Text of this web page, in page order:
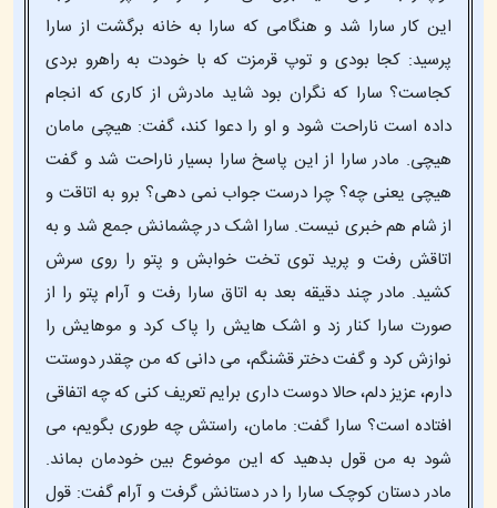
این کار سارا شد و هنگامی که سارا به خانه برگشت از سارا
پرسید: کجا بودی و توپ قرمزت که با خودت به راهرو بردی
کجاست؟ سارا که نگران بود شاید مادرش از کاری که انجام
داده است ناراحت شود و او را دعوا کند، گفت: هیچی مامان
هیچی. مادر سارا از این پاسخ سارا بسیار ناراحت شد و گفت
هیچی یعنی چه؟ چرا درست جواب نمی دهی؟ برو به اتاقت و
از شام هم خبری نیست. سارا اشک در چشمانش جمع شد و به
اتاقش رفت و پرید توی تخت خوابش و پتو را روی سرش
کشید. مادر چند دقیقه بعد به اتاق سارا رفت و آرام پتو را از
صورت سارا کنار زد و اشک هایش را پاک کرد و موهایش را
نوازش کرد و گفت دختر قشنگم، می دانی که من چقدر دوستت
دارم، عزیز دلم، حالا دوست داری برایم تعریف کنی که چه اتفاقی
افتاده است؟ سارا گفت: مامان، راستش چه طوری بگویم، می
شود به من قول بدهید که این موضوع بین خودمان بماند.
مادر دستان کوچک سارا را در دستانش گرفت و آرام گفت: قول